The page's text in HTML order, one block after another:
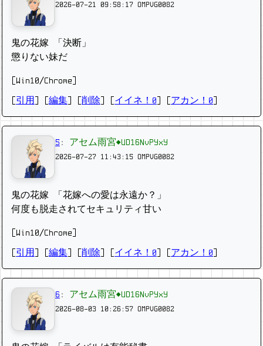
2026-07-21 09:58:17 OMPVG0082
鬼の花嫁 「決断」
懲りない妹だ
[Win10/Chrome]
引用 編集 削除 イイネ！0 アカン！0
5 : アセム雨宮◆UD16NvPYxY
2026-07-27 11:43:15 OMPVG0082
鬼の花嫁 「花嫁への愛は永遠か？」
何度も脱走されてセキュリティ甘い
[Win10/Chrome]
引用 編集 削除 イイネ！0 アカン！0
6 : アセム雨宮◆UD16NvPYxY
2026-08-03 10:26:57 OMPVG0082